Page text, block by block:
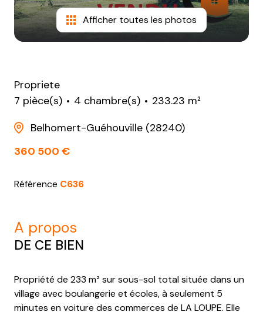
CONTACT
Afficher toutes les photos
Propriete
7 pièce(s)
4 chambre(s)
233.23 m²
Belhomert-Guéhouville (28240)
360 500 €
Référence C636
a propos
DE CE BIEN
Propriété de 233 m² sur sous-sol total située dans un
village avec boulangerie et écoles, à seulement 5
minutes en voiture des commerces de LA LOUPE. Elle